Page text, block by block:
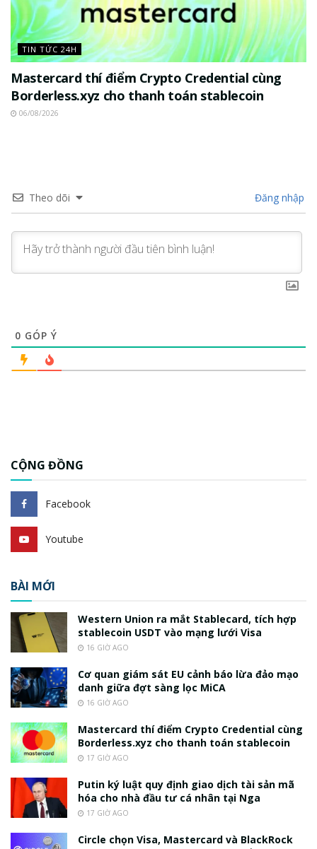
TIN TỨC 24H
Mastercard thí điểm Crypto Credential cùng
Borderless.xyz cho thanh toán stablecoin
06/08/2026
Theo dõi Đăng nhập
0 GÓP Ý
CỘNG ĐỒNG
Facebook
Youtube
BÀI MỚI
Western Union ra mắt Stablecard, tích hợp
stablecoin USDT vào mạng lưới Visa
16 GIỜ AGO
Cơ quan giám sát EU cảnh báo lừa đảo mạo
danh giữa đợt sàng lọc MiCA
16 GIỜ AGO
Mastercard thí điểm Crypto Credential cùng
Borderless.xyz cho thanh toán stablecoin
17 GIỜ AGO
Putin ký luật quy định giao dịch tài sản mã
hóa cho nhà đầu tư cá nhân tại Nga
17 GIỜ AGO
Circle chọn Visa, Mastercard và BlackRock